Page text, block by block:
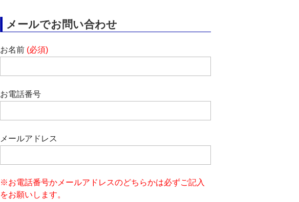
メールでお問い合わせ
お名前 (必須)
お電話番号
メールアドレス
※お電話番号かメールアドレスのどちらかは必ずご記入
をお願いします。